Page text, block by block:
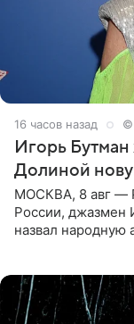
16 часов назад ©
Игорь Бутман
Долиной
МОСКВА, 8 авг —
России, джазмен
назвал народную